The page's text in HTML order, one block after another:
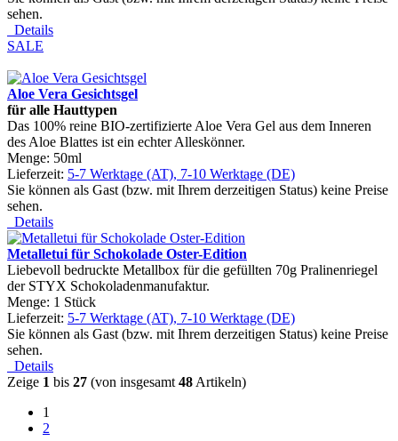
sehen.
Details
SALE
Aloe Vera Gesichtsgel
für alle Hauttypen
Das 100% reine BIO-zertifizierte Aloe Vera Gel aus dem Inneren
des Aloe Blattes ist ein echter Alleskönner.
Menge: 50ml
Lieferzeit: 5-7 Werktage (AT), 7-10 Werktage (DE)
Sie können als Gast (bzw. mit Ihrem derzeitigen Status) keine Preise
sehen.
Details
Metalletui für Schokolade Oster-Edition
Liebevoll bedruckte Metallbox für die gefüllten 70g Pralinenriegel
der STYX Schokoladenmanufaktur.
Menge: 1 Stück
Lieferzeit: 5-7 Werktage (AT), 7-10 Werktage (DE)
Sie können als Gast (bzw. mit Ihrem derzeitigen Status) keine Preise
sehen.
Details
Zeige 1 bis 27 (von insgesamt 48 Artikeln)
1
2